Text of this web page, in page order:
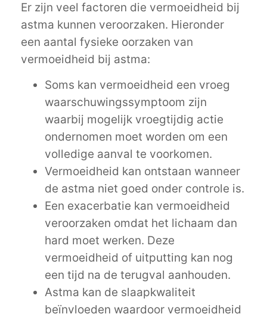
Er zijn veel factoren die vermoeidheid bij
astma kunnen veroorzaken. Hieronder
een aantal fysieke oorzaken van
vermoeidheid bij astma:
Soms kan vermoeidheid een vroeg
waarschuwingssymptoom zijn
waarbij mogelijk vroegtijdig actie
ondernomen moet worden om een
volledige aanval te voorkomen.
Vermoeidheid kan ontstaan wanneer
de astma niet goed onder controle is.
Een exacerbatie kan vermoeidheid
veroorzaken omdat het lichaam dan
hard moet werken. Deze
vermoeidheid of uitputting kan nog
een tijd na de terugval aanhouden.
Astma kan de slaapkwaliteit
beïnvloeden waardoor vermoeidheid